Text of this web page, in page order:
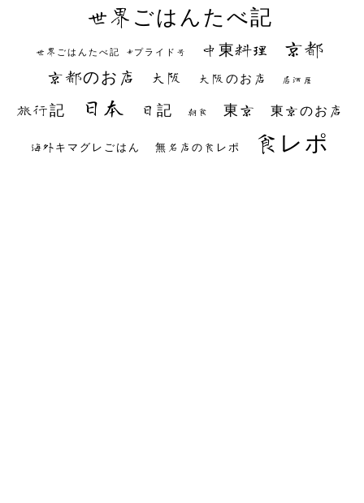
世界ごはんたべ記
世界ごはんたべ記 #プライド号 中東料理 京都
京都のお店 大阪 大阪のお店 居酒屋
旅行記 日本 日記 朝食 東京 東京のお店
海外キマグレごはん 無名店の食レポ 食レポ